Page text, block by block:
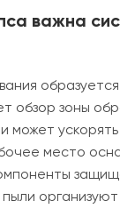
важна
обзор зоны
может
место
пыли